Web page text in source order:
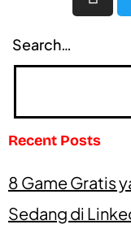
Search…
Recent Posts
8 Game Gratis
Sedang di